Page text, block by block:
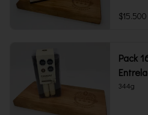
$15.500
Pack
344g